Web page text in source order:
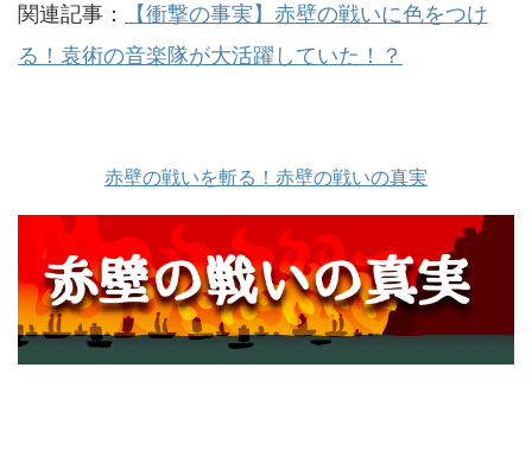
関連記事：
【衝撃の事実】赤壁の戦いに色をつけ
る！袁術の音楽隊が大活躍していた！？
赤壁の戦いを斬る！赤壁の戦いの真実